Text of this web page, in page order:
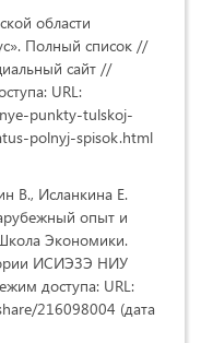
области
Полный список //
сайт //
URL:
punkty-tulskoj-
polnyj-spisok.html
В., Исланкина Е.
опыт и
Экономики.
ИСИЭЗЭ НИУ
доступа: URL:
216098004 (дата